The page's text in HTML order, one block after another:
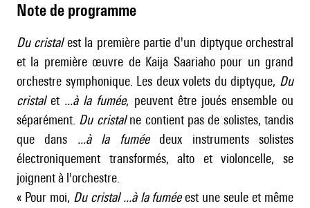
Note de programme
Du cristalest la première partie d'un diptyque orchestral
et la première œuvre de Kaija Saariaho pour un grand
orchestre symphonique. Les deux volets du diptyque, Du
cristalet ...à la fumée, peuvent être joués ensemble ou
séparément. Du cristalne contient pas de solistes, tandis
que dans ...à la fuméedeux instruments solistes
électroniquement transformés, alto et violoncelle, se
joignent à l'orchestre.
« Pour moi, Du cristal ...à la fuméeest une seule et même